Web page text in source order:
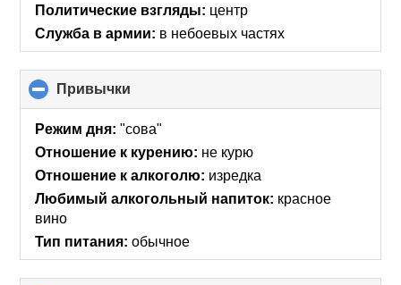
Политические взгляды: центр
Служба в армии: в небоевых частях
Привычки
to
collapse
Режим дня: "сова"
Отношение к курению: не курю
Отношение к алкоголю: изредка
Любимый алкогольный напиток: красное
вино
Тип питания: обычное